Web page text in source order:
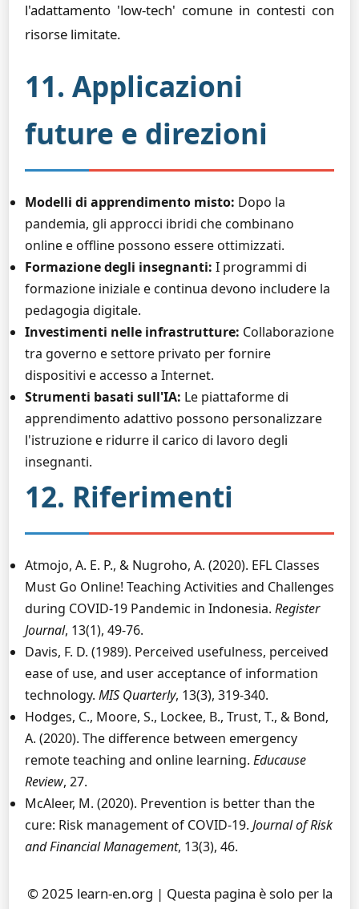
l'adattamento 'low-tech' comune in contesti con
risorse limitate.
11. Applicazioni
future e direzioni
Modelli di apprendimento misto: Dopo la
pandemia, gli approcci ibridi che combinano
online e offline possono essere ottimizzati.
Formazione degli insegnanti: I programmi di
formazione iniziale e continua devono includere la
pedagogia digitale.
Investimenti nelle infrastrutture: Collaborazione
tra governo e settore privato per fornire
dispositivi e accesso a Internet.
Strumenti basati sull'IA: Le piattaforme di
apprendimento adattivo possono personalizzare
l'istruzione e ridurre il carico di lavoro degli
insegnanti.
12. Riferimenti
Atmojo, A. E. P., & Nugroho, A. (2020). EFL Classes
Must Go Online! Teaching Activities and Challenges
during COVID-19 Pandemic in Indonesia. Register
Journal, 13(1), 49-76.
Davis, F. D. (1989). Perceived usefulness, perceived
ease of use, and user acceptance of information
technology. MIS Quarterly, 13(3), 319-340.
Hodges, C., Moore, S., Lockee, B., Trust, T., & Bond,
A. (2020). The difference between emergency
remote teaching and online learning. Educause
Review, 27.
McAleer, M. (2020). Prevention is better than the
cure: Risk management of COVID-19. Journal of Risk
and Financial Management, 13(3), 46.
© 2025 learn-en.org | Questa pagina è solo per la